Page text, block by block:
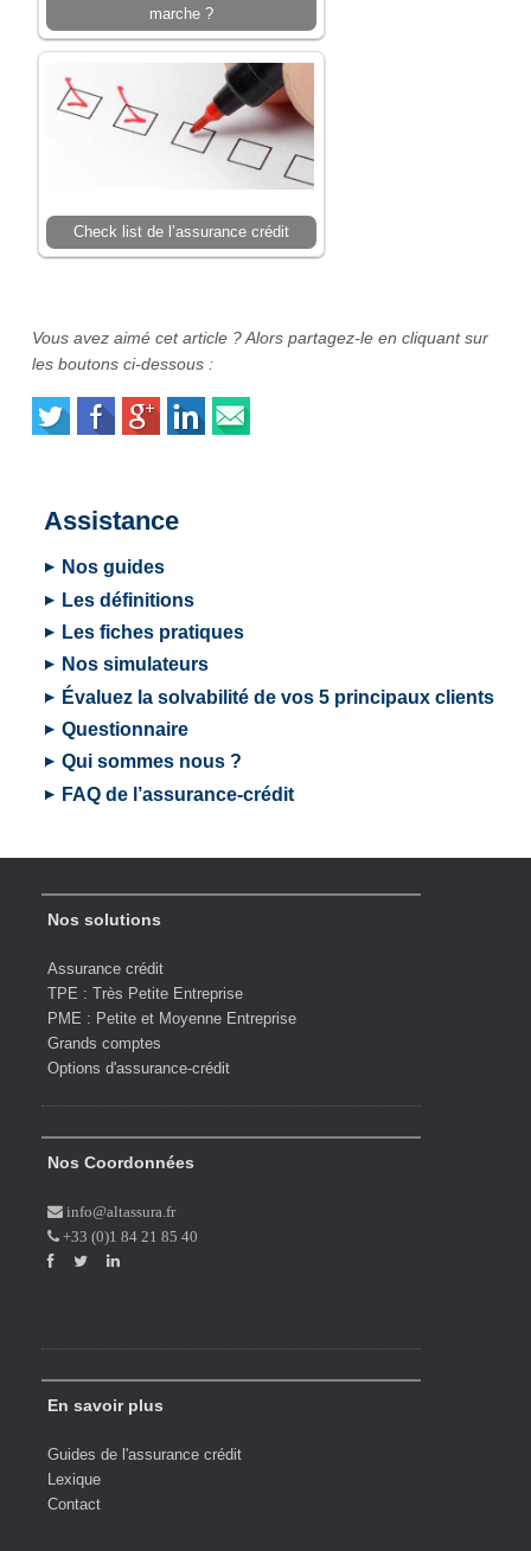
marche ?
Check list de l’assurance crédit
Vous avez aimé cet article ? Alors partagez-le en cliquant sur
les boutons ci-dessous :
Assistance
Nos guides
Les définitions
Les fiches pratiques
Nos simulateurs
Évaluez la solvabilité de vos 5 principaux clients
Questionnaire
Qui sommes nous ?
FAQ de l’assurance-crédit
Nos solutions
Assurance crédit
TPE : Très Petite Entreprise
PME : Petite et Moyenne Entreprise
Grands comptes
Options d'assurance-crédit
Nos Coordonnées
info@altassura.fr
+33 (0)1 84 21 85 40
En savoir plus
Guides de l'assurance crédit
Lexique
Contact